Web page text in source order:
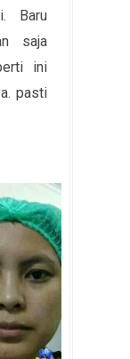
Baru
saja
ini
pasti